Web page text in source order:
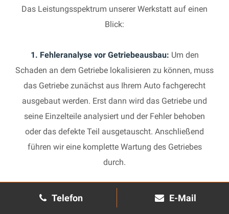
Telefon E-Mail
Das Leistungsspektrum unserer Werkstatt auf einen
Blick:
1. Fehleranalyse vor Getriebeausbau: Um den
Schaden an dem Getriebe lokalisieren zu können, muss
das Getriebe zunächst aus Ihrem Auto fachgerecht
ausgebaut werden. Erst dann wird das Getriebe und
seine Einzelteile analysiert und der Fehler behoben
oder das defekte Teil ausgetauscht. Anschließend
führen wir eine komplette Wartung des Getriebes
durch.
2. Manuelles Getriebe:
Die Reparatur eines komplexen
Schaltgetriebes ist äußerst aufwendig und benötigt